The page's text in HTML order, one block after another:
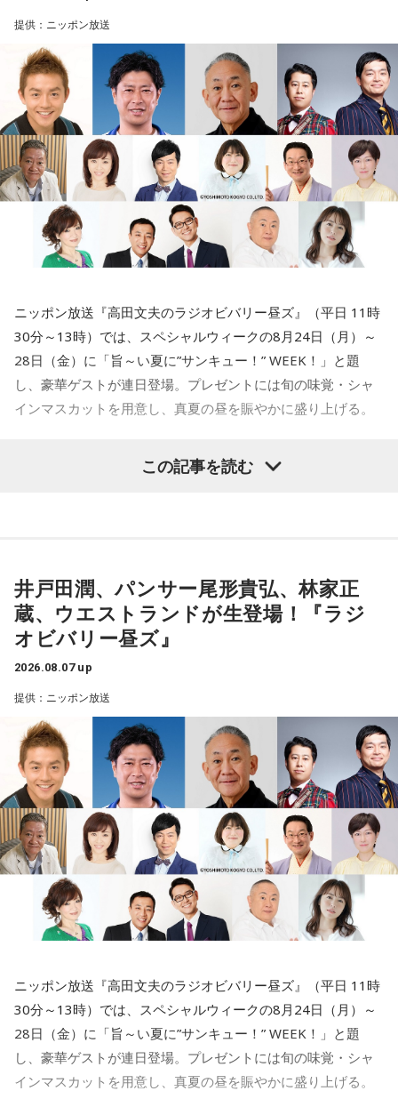
東京・池袋占い館セレーネ所属。SATORI電話占いで月間No.1
に輝き、その後殿堂入り占い師に。最強の占い師を決定する
テレビ番組『THE 的中王』（中京テレビ）で『的中王2025』
に輝く。母方の親戚がクリスチャンということもあり、幼少
期から聖書を愛読し、天使の存在を身近に感じながら育つ。
「天使の声」をメッセージとして伝えている。
Webサイト：https://selene-uranai.com/
オンライン占いセレーネ：https://online-uranai.jp/
三輪田：三輪田です。よろしくお願いします。
小林：早速ですが、芝大神宮様のご由緒、創建の歴史を教え
ていただけますか？
三輪田：寛弘2年、西暦で申しますと1005年まで遡ります。
寺内：1005年！？ 飛んだなぁ（笑）。
小林：普通、飛ぶの1個しかないよね？
寺内：10万飛んで8000円とかね(笑)。
三輪田：平安時代の後期、一条天皇の御代に創建された神社
でございます。
すよね。そんな時からずっとあるんだ。
倉」の由来は、お伊勢さんに神饌、つまり、神様に捧げる、
お野菜や、お米等を備蓄する蔵、「飯の蔵」と書いて「飯
倉」なんです。
寺内：ライフラインだ！
三輪田：そうですね。お伊勢さんに神饌を持っていくため
の、関東、東北で採れたものを備蓄していました。各地にあ
ったと思うのですが、芝大神宮の元となった飯倉神明宮の辺
りにもあり、天皇様より勅命を授かりまして創建されたと云
われております。
寺内：1000年以上、東京の地に根付いているんですね。
小林：2005年はすごかったんじゃないですか？
聞いております。
小林：そりゃそうですよね！ こちらにはいつ頃、移ったん
ですか？
提供：ニッポン放送
ニッポン放送『高田文夫のラジオビバリー昼ズ』（平日 11時
30分～13時）では、スペシャルウィークの8月24日（月）～
28日（金）に「旨～い夏に”サンキュー！” WEEK！」と題
し、豪華ゲストが連日登場。プレゼントには旬の味覚・シャ
インマスカットを用意し、真夏の昼を賑やかに盛り上げる。
8月24日（月）はTV番組でのウォーキングロケを観た高田文
25日（火）は、「サンキュー！」の決めフレーズと全力キャ
ラでおなじみのパンサー尾形貴弘がメジャー1stデジタルシン
グル「サンキューロック!!」を引っ提げて登場。数々のバラエ
ティ番組で存在感を発揮してきたエネルギッシュな魅力で、
スタジオを明るく盛り上げる。
26日（水）は、今年6月に落語協会会長に就任した林家正蔵
が登場し、落語芸術協会会長の春風亭昇太との会長対談が実
現する。落語界を牽引する2人が落語への想いや未来を語り合
う。林家正蔵の軽妙な語り口と確かな話芸で、 『ビバリー昼
ズ』ならではの“昼の寄席”のようなひとときを届ける。
27日（木）は、清水ミチコとナイツのレギュラー3人で賑や
かに届ける。リスナーから募集したエピソードとリクエスト
を紹介する「音楽道場破り」のテーマは「サンキューリクエ
最終日28日（金）は、「M-1グランプリ2022」王者ウエスト
ランドがおよそ2年ぶりに『ビバリー昼ズ』に登場。毒舌漫才
と軽快なトークでお馴染みのウエストランドだが、副鼻腔炎
と扁桃腺の同時手術から復帰したばかりの井口のエピソード
この記事を読む
井戸田潤、パンサー尾形貴弘、林家正
蔵、ウエストランドが生登場！『ラジ
オビバリー昼ズ』
2026.08.07 up
提供：ニッポン放送
ニッポン放送『高田文夫のラジオビバリー昼ズ』（平日 11時
30分～13時）では、スペシャルウィークの8月24日（月）～
28日（金）に「旨～い夏に”サンキュー！” WEEK！」と題
し、豪華ゲストが連日登場。プレゼントには旬の味覚・シャ
インマスカットを用意し、真夏の昼を賑やかに盛り上げる。